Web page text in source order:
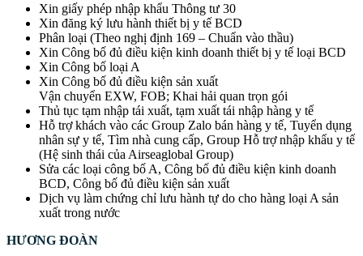
Xin giấy phép nhập khẩu Thông tư 30
Xin đăng ký lưu hành thiết bị y tế BCD
Phân loại (Theo nghị định 169 – Chuẩn vào thầu)
Xin Công bố đủ điều kiện kinh doanh thiết bị y tế loại BCD
Xin Công bố loại A
Xin Công bố đủ điều kiện sản xuất
Vận chuyển EXW, FOB; Khai hải quan trọn gói
Thủ tục tạm nhập tái xuất, tạm xuất tái nhập hàng y tế
Hỗ trợ khách vào các Group Zalo bán hàng y tế, Tuyển dụng
nhân sự y tế, Tìm nhà cung cấp, Group Hỗ trợ nhập khẩu y tế
(Hệ sinh thái của Airseaglobal Group)
Sửa các loại công bố A, Công bố đủ điều kiện kinh doanh
BCD, Công bố đủ điều kiện sản xuất
Dịch vụ làm chứng chỉ lưu hành tự do cho hàng loại A sản
xuất trong nước
HƯƠNG ĐOÀN